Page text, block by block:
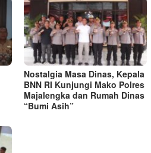
Nostalgia Masa Dinas, Kepala
BNN RI Kunjungi Mako Polres
Majalengka dan Rumah Dinas
“Bumi Asih”